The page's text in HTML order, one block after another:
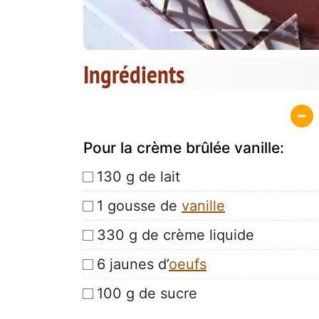
Ingrédients
Pour la crème brûlée vanille:
130 g de lait
1 gousse de vanille
330 g de crème liquide
6 jaunes d’oeufs
100 g de sucre